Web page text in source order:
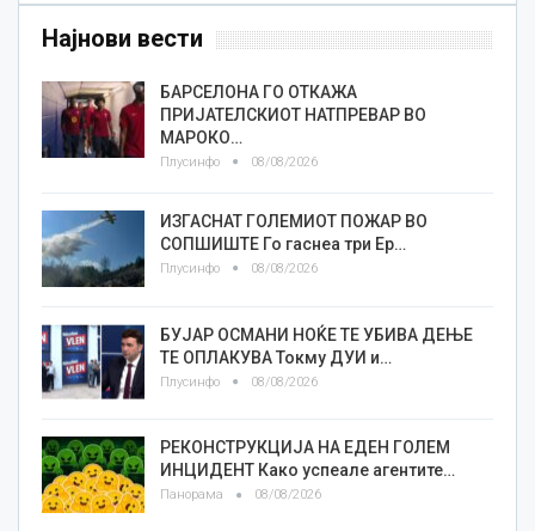
Најнови вести
БАРСЕЛОНА ГО ОТКАЖА
ПРИЈАТЕЛСКИОТ НАТПРЕВАР ВО
МАРОКО…
Плусинфо 08/08/2026
ИЗГАСНАТ ГОЛЕМИОТ ПОЖАР ВО
СОПШИШТЕ Го гаснеа три Ер…
Плусинфо 08/08/2026
БУЈАР ОСМАНИ НОЌЕ ТЕ УБИВА ДЕЊЕ
ТЕ ОПЛАКУВА Токму ДУИ и…
Плусинфо 08/08/2026
РЕКОНСТРУКЦИЈА НА ЕДЕН ГОЛЕМ
ИНЦИДЕНТ Како успеале агентите…
Панорама 08/08/2026